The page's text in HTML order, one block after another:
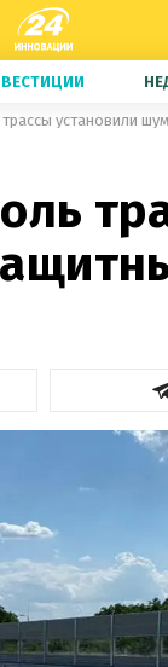
установили